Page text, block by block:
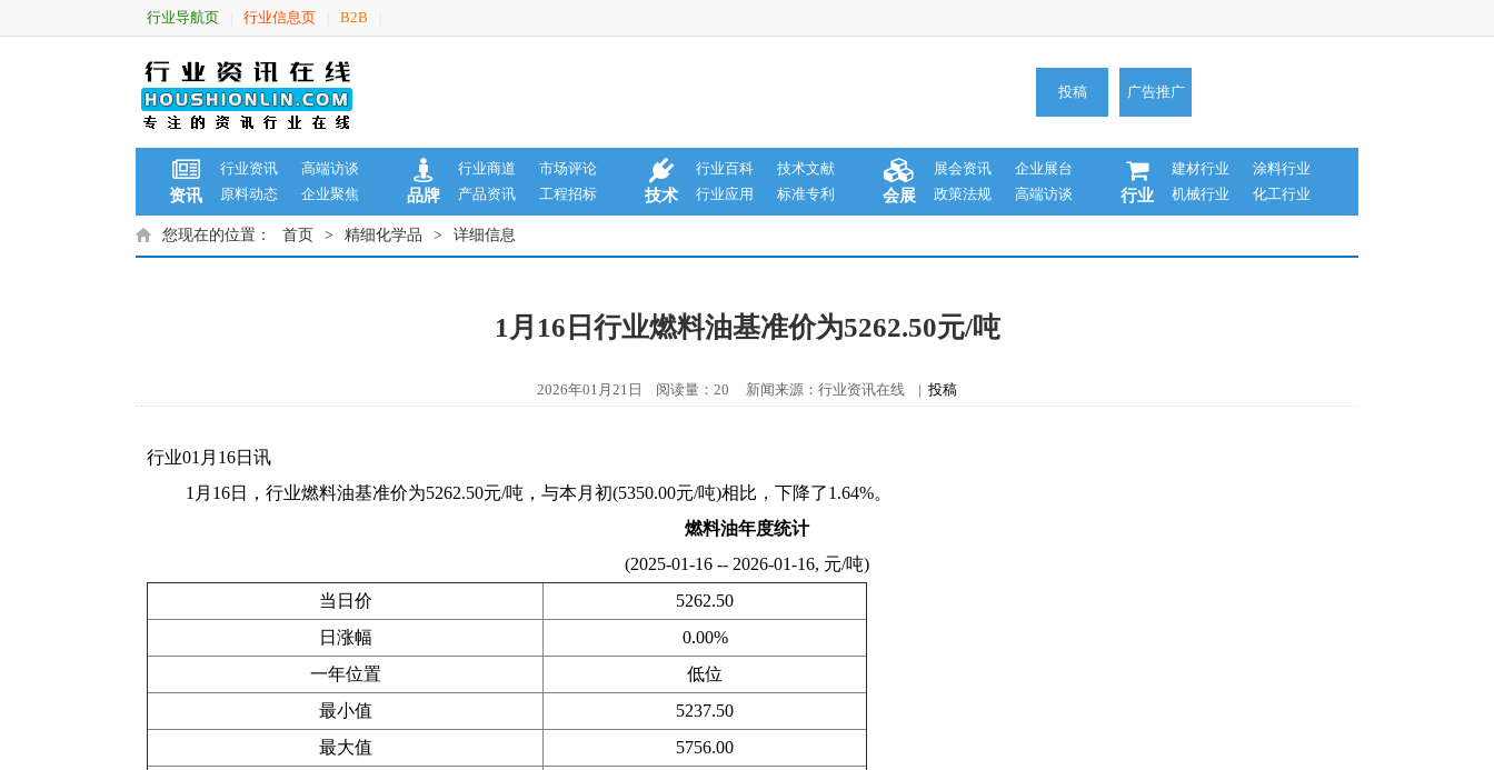
行业导航页 行业信息页 B2B
投稿 广告推广
资讯
行业资讯
高端访谈
原料动态
企业聚焦 品牌
行业商道
市场评论
产品资讯
工程招标 技术
行业百科
技术文献
行业应用
标准专利 会展
展会资讯
企业展台
政策法规
高端访谈 行业
建材行业
涂料行业
机械行业
化工行业
您现在的位置： 首页 > 精细化学品 > 详细信息
1月16日行业燃料油基准价为5262.50元/吨
2026年01月21日 阅读量：20 新闻来源：行业资讯在线 | 投稿
行业01月16日讯
1月16日，行业燃料油基准价为5262.50元/吨，与本月初(5350.00元/吨)相比，下降了1.64%。
燃料油年度统计
(2025-01-16 -- 2026-01-16, 元/吨)
当日价
5262.50
日涨幅
0.00%
一年位置
低位
最小值
5237.50
最大值
5756.00